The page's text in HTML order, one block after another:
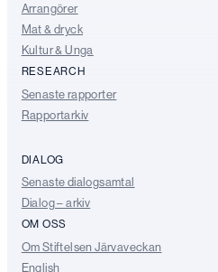
Arrangörer
Mat & dryck
Kultur & Unga
RESEARCH
Senaste rapporter
Rapportarkiv
DIALOG
Senaste dialogsamtal
Dialog – arkiv
OM OSS
Om Stiftelsen Järvaveckan
English